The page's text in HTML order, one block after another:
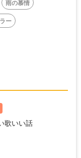
雨の慕情
ー
歌いい話